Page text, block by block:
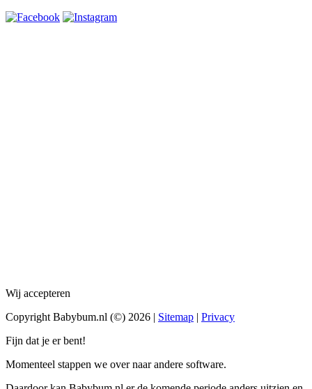
Wij accepteren
Copyright Babybum.nl (©) 2026 | Sitemap | Privacy
Fijn dat je er bent!
Momenteel stappen we over naar andere software.